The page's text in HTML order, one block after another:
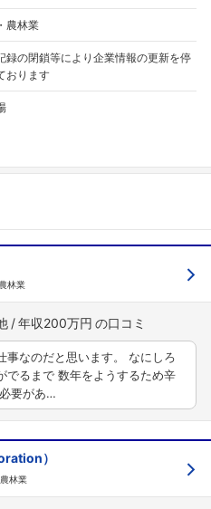
農林業
録の閉鎖等により企業情報の更新を停
おります
林業
年収200万円
事なのだと思います。 なにしろ
でるまで 数年をようするため辛
要があ…
）
林業